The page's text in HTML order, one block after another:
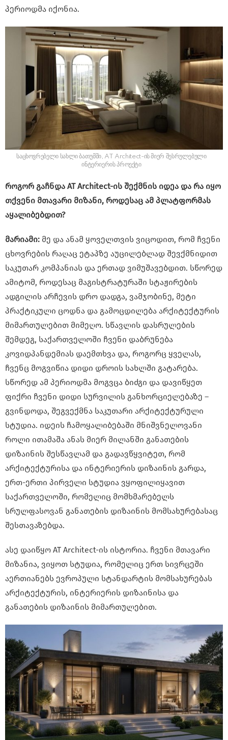
პერიოდმა იქონია.
საცხოვრებელი სახლი ბათუმში, AT Architect-ის მიერ შესრულებული
ინტერიერის პროექტი
როგორ გაჩნდა AT Architect-ის შექმნის იდეა და რა იყო
თქვენი მთავარი მიზანი, როდესაც ამ პლატფორმას
აყალიბებდით?
მარიამი: მე და ანამ ყოველთვის ვიცოდით, რომ ჩვენი
ცხოვრების რაღაც ეტაპზე აუცილებლად შევქმნიდით
საკუთარ კომპანიას და ერთად ვიმუშავებდით. სწორედ
ამიტომ, როდესაც მაგისტრატურაში სტაჟირების
ადგილის არჩევის დრო დადგა, ვამჯობინე, მეტი
პრაქტიკული ცოდნა და გამოცდილება არქიტექტურის
მიმართულებით მიმეღო. სწავლის დასრულების
შემდეგ, საქართველოში ჩვენი დაბრუნება
კოვიდპანდემიას დაემთხვა და, როგორც ყველას,
ჩვენც მოგვიწია დიდი დროის სახლში გატარება.
სწორედ ამ პერიოდმა მოგვცა ბიძგი და დავიწყეთ
ფიქრი ჩვენი დიდი სურვილის განხორციელებაზე –
გვინდოდა, შეგვექმნა საკუთარი არქიტექტურული
სტუდია. იდეის ჩამოყალიბებაში მნიშვნელოვანი
როლი ითამაშა ანას მიერ მილანში განათების
დიზაინის შესწავლამ და გადავწყვიტეთ, რომ
არქიტექტურისა და ინტერიერის დიზაინის გარდა,
ერთ-ერთი პირველი სტუდია ვყოფილიყავით
საქართველოში, რომელიც მომხმარებელს
სრულფასოვან განათების დიზაინის მომსახურებასაც
შესთავაზებდა.
ასე დაიწყო AT Architect-ის ისტორია. ჩვენი მთავარი
მიზანია, ვიყოთ სტუდია, რომელიც ერთ სივრცეში
აერთიანებს ევროპული სტანდარტის მომსახურებას
არქიტექტურის, ინტერიერის დიზაინისა და
განათების დიზაინის მიმართულებით.